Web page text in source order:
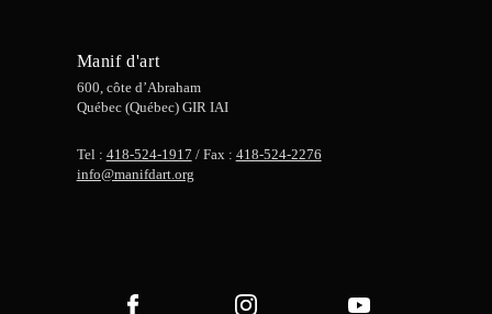
Manif d'art
600, côte d’Abraham
Québec (Québec) GIR IAI
Tel : 418-524-1917 / Fax : 418-524-2276
info@manifdart.org